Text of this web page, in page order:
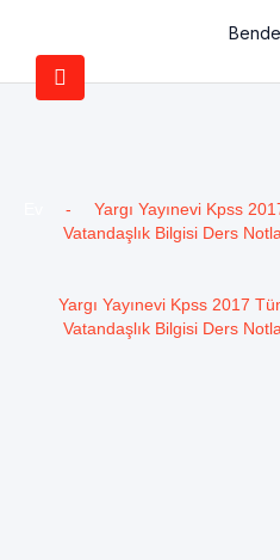
-
Yargı Yayınevi Kpss
Vatandaşlık Bilgisi Ders
Yargı Yayınevi Kpss 2017
Vatandaşlık Bilgisi Ders